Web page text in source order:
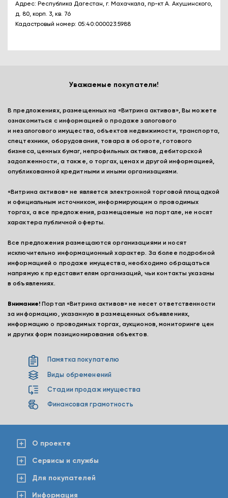
Адрес: Республика Дагестан, г. Махачкала, пр-кт А. Акушинского,
д. 80, корп. 3, кв. 76
Кадастровый номер: 05:40:000023:5988
Уважаемые покупатели!
В предложениях, размещенных на «Витрина активов», Вы можете
ознакомиться с информацией о продаже залогового
и незалогового имущества, объектов недвижимости, транспорта,
спецтехники, оборудования, товара в обороте, готового
бизнеса, ценных бумаг, непрофильных активов, дебиторской
задолженности, а также, о торгах, ценах и другой информацией,
опубликованной кредитными и иными организациями.
«Витрина активов» не является электронной торговой площадкой
и официальным источником, информирующим о проводимых
торгах, а все предложения, размещаемые на портале, не носят
характера публичной оферты.
Все предложения размещаются организациями и носят
исключительно информационный характер. За более подробной
информацией о продаже имущества, необходимо обращаться
напрямую к представителям организаций, чьи контакты указаны
в объявлениях.
Внимание! Портал «Витрина активов» не несет ответственности
за информацию, указанную в размещенных объявлениях,
информацию о проводимых торгах, аукционов, мониторинге цен
и других форм позиционирования объектов.
Памятка покупателю
Виды обременений
Стадии продаж имущества
Финансовая грамотность
О проекте
Сервисы и службы
Для покупателей
Информация